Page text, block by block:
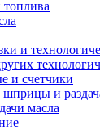
топлива
и
и счетчики
и
масла